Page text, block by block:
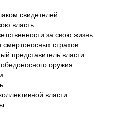
свидетелей
власть
за свою жизнь
страхов
представитель власти
оружия
власти